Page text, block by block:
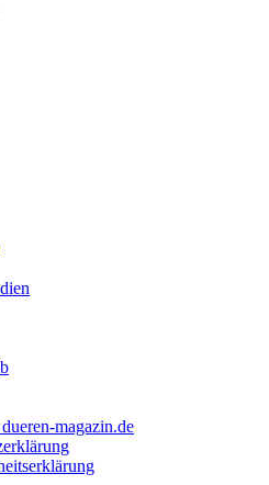
magazin.de